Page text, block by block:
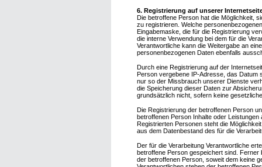
6. Registrierung auf unserer
Die betroffene Person hat die Möglichkeit,
zu registrieren. Welche
Eingabemaske, die für die Registrierung
die interne Verwendung bei dem für die
Verantwortliche kann die Weitergabe an
personenbezogenen Daten ebenfalls
Durch eine Registrierung auf der
Person vergebene IP-Adresse, das Datum
nur so der Missbrauch unserer Dienste
die Speicherung dieser Daten zur
grundsätzlich nicht, sofern keine
Die Registrierung der betroffenen Person
betroffenen Person Inhalte oder
Registrierten Personen steht die
aus dem Datenbestand des für die
Der für die Verarbeitung Verantwortliche
betroffene Person gespeichert sind. Ferner
der betroffenen Person, soweit dem keine